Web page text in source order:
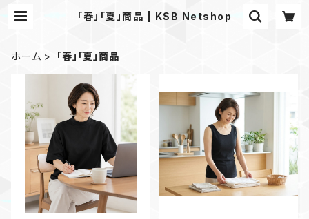
「春」「夏」商品 | KSB Netshop
ホーム 「春」「夏」商品